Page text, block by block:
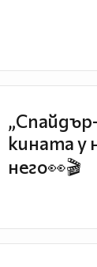
кината у
него👀🎬